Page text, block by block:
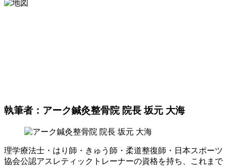
執筆者：アーク鍼灸整骨院 院長 坂元 大海
理学療法士・はり師・きゅう師・柔道整復師・日本スポーツ
協会公認アスレティックトレーナーの資格を持ち、これまで